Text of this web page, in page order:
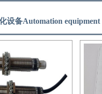
设备Automation equipment